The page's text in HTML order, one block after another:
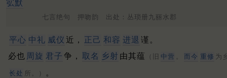
宖默
七言绝句 押吻韵 出处：丛琐册九丽水郡
平心 中礼 威仪 近， 正己 和容 进退 谨。
必也 周旋 君子 争， 取名 乡射 由其蕴 （旧 中营 而今 重修 为
长处 所。） 。